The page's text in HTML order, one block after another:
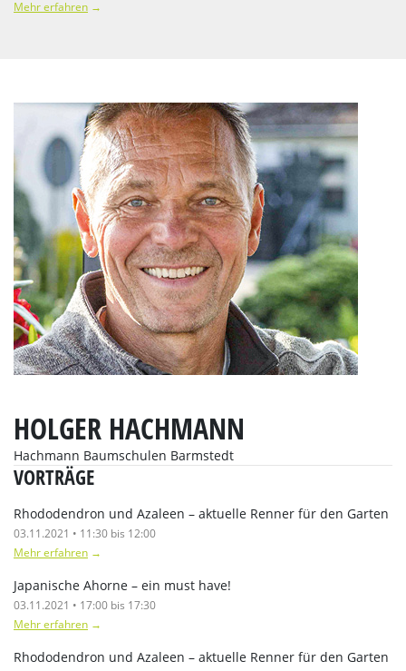
Mehr erfahren →
HOLGER HACHMANN
Hachmann Baumschulen Barmstedt
VORTRÄGE
Rhododendron und Azaleen – aktuelle Renner für den Garten
03.11.2021 • 11:30 bis 12:00
Mehr erfahren →
Japanische Ahorne – ein must have!
03.11.2021 • 17:00 bis 17:30
Mehr erfahren →
Rhododendron und Azaleen – aktuelle Renner für den Garten